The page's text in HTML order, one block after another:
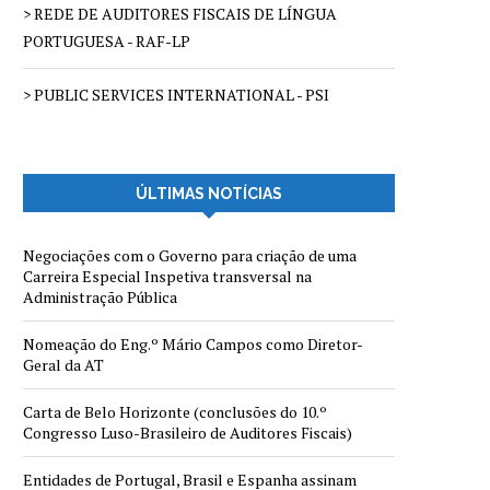
> REDE DE AUDITORES FISCAIS DE LÍNGUA
PORTUGUESA - RAF-LP
> PUBLIC SERVICES INTERNATIONAL - PSI
ÚLTIMAS NOTÍCIAS
Negociações com o Governo para criação de uma
Carreira Especial Inspetiva transversal na
Administração Pública
Nomeação do Eng.º Mário Campos como Diretor-
Geral da AT
Carta de Belo Horizonte (conclusões do 10.º
Congresso Luso-Brasileiro de Auditores Fiscais)
Entidades de Portugal, Brasil e Espanha assinam